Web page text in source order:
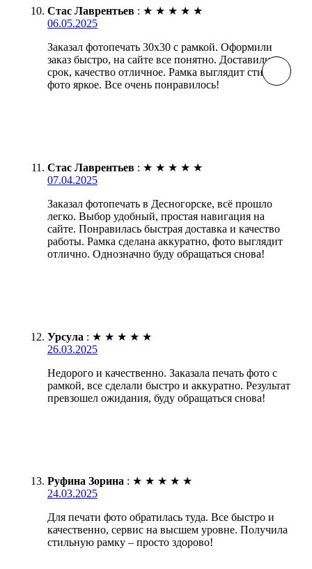
Стас Лаврентьев : ★ ★ ★ ★ ★
06.05.2025
Заказал фотопечать 30х30 с рамкой. Оформили
заказ быстро, на сайте все понятно. Доставили в
срок, качество отличное. Рамка выглядит стильно,
фото яркое. Все очень понравилось!
Стас Лаврентьев : ★ ★ ★ ★ ★
07.04.2025
Заказал фотопечать в Десногорске, всё прошло
легко. Выбор удобный, простая навигация на
сайте. Понравилась быстрая доставка и качество
работы. Рамка сделана аккуратно, фото выглядит
отлично. Однозначно буду обращаться снова!
Урсула : ★ ★ ★ ★ ★
26.03.2025
Недорого и качественно. Заказала печать фото с
рамкой, все сделали быстро и аккуратно. Результат
превзошел ожидания, буду обращаться снова!
Руфина Зорина : ★ ★ ★ ★ ★
24.03.2025
Для печати фото обратилась туда. Все быстро и
качественно, сервис на высшем уровне. Получила
стильную рамку – просто здорово!